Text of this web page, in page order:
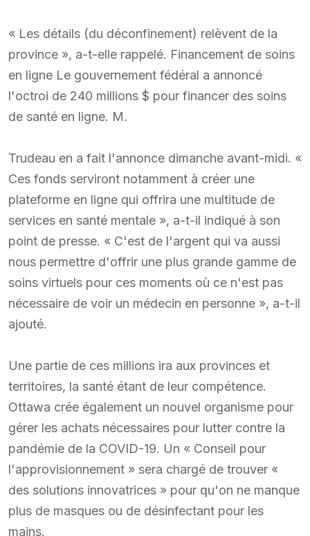
« Les détails (du déconfinement) relèvent de la
province », a-t-elle rappelé. Financement de soins
en ligne Le gouvernement fédéral a annoncé
l'octroi de 240 millions $ pour financer des soins
de santé en ligne. M.
Trudeau en a fait l'annonce dimanche avant-midi. «
Ces fonds serviront notamment à créer une
plateforme en ligne qui offrira une multitude de
services en santé mentale », a-t-il indiqué à son
point de presse. « C'est de l'argent qui va aussi
nous permettre d'offrir une plus grande gamme de
soins virtuels pour ces moments où ce n'est pas
nécessaire de voir un médecin en personne », a-t-il
ajouté.
Une partie de ces millions ira aux provinces et
territoires, la santé étant de leur compétence.
Ottawa crée également un nouvel organisme pour
gérer les achats nécessaires pour lutter contre la
pandémie de la COVID-19. Un « Conseil pour
l'approvisionnement » sera chargé de trouver «
des solutions innovatrices » pour qu'on ne manque
plus de masques ou de désinfectant pour les
mains.